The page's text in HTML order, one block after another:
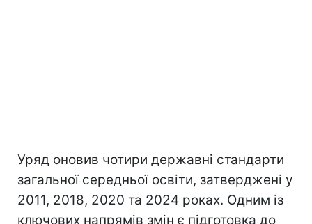
Уряд оновив чотири державні стандарти
загальної середньої освіти, затверджені у
2011, 2018, 2020 та 2024 роках. Одним із
ключових напрямів змін є підготовка до